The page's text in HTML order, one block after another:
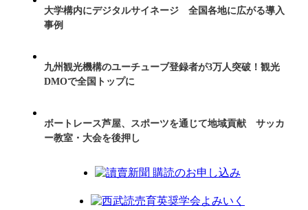
大学構内にデジタルサイネージ 全国各地に広がる導入
事例
九州観光機構のユーチューブ登録者が3万人突破！観光
DMOで全国トップに
ボートレース芦屋、スポーツを通じて地域貢献 サッカ
ー教室・大会を後押し